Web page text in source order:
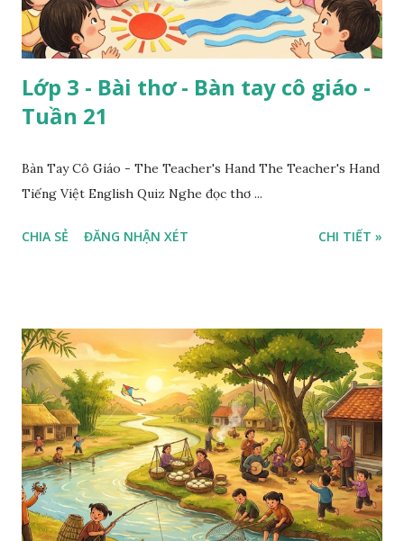
Lớp 3 - Bài thơ - Bàn tay cô giáo -
Tuần 21
Bàn Tay Cô Giáo - The Teacher's Hand The Teacher's Hand
Tiếng Việt English Quiz Nghe đọc thơ ...
CHIA SẺ ĐĂNG NHẬN XÉT CHI TIẾT »